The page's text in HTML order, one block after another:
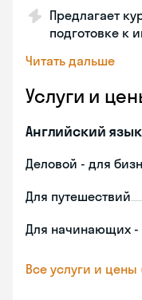
Предлагает
подготовке к
Читать дальше
Услуги и
Английский язык
Деловой - для
Для путешествий
Для начинающих
Все услуги и цены